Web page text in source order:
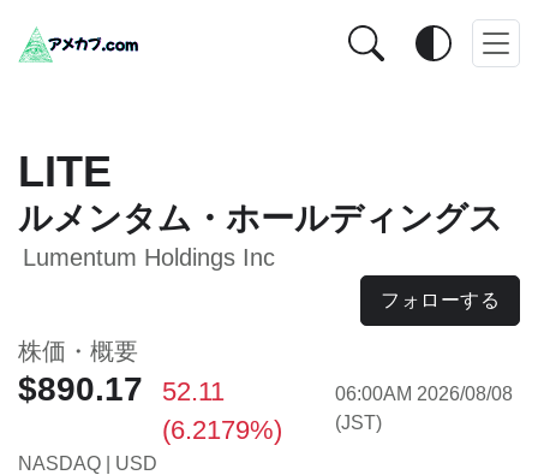
LITE
ルメンタム・ホールディングス
Lumentum Holdings Inc
フォローする
株価・概要
$890.17
52.11
(6.2179%)
06:00AM 2026/08/08
(JST)
NASDAQ | USD